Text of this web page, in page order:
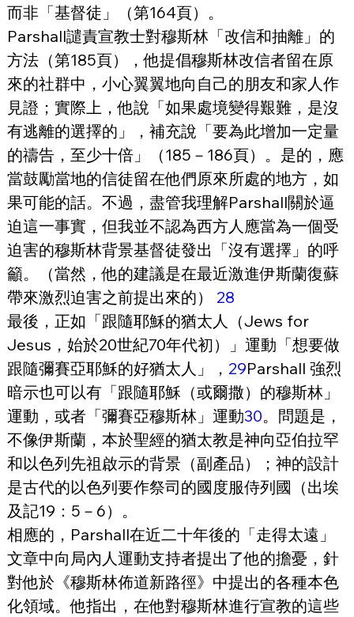
而非「基督徒」（第164頁）。
Parshall譴責宣教士對穆斯林「改信和抽離」的
方法（第185頁），他提倡穆斯林改信者留在原
來的社群中，小心翼翼地向自己的朋友和家人作
見證；實際上，他說「如果處境變得艱難，是沒
有逃離的選擇的」，補充說「要為此增加一定量
的禱告，至少十倍」（185－186頁）。是的，應
當鼓勵當地的信徒留在他們原來所處的地方，如
果可能的話。不過，盡管我理解Parshall關於逼
迫這一事實，但我並不認為西方人應當為一個受
迫害的穆斯林背景基督徒發出「沒有選擇」的呼
籲。（當然，他的建議是在最近激進伊斯蘭復蘇
帶來激烈迫害之前提出來的） 28
最後，正如「跟隨耶穌的猶太人（Jews for
Jesus，始於20世紀70年代初）」運動「想要做
跟隨彌賽亞耶穌的好猶太人」， 29Parshall 強烈
暗示也可以有「跟隨耶穌（或爾撒）的穆斯林」
運動，或者「彌賽亞穆斯林」運動30。問題是，
不像伊斯蘭，本於聖經的猶太教是神向亞伯拉罕
和以色列先祖啟示的背景（副產品）；神的設計
是古代的以色列要作祭司的國度服侍列國（出埃
及記19：5－6）。
相應的，Parshall在近二十年後的「走得太遠」
文章中向局內人運動支持者提出了他的擔憂，針
對他於《穆斯林佈道新路徑》中提出的各種本色
化領域。他指出，在他對穆斯林進行宣教的這些